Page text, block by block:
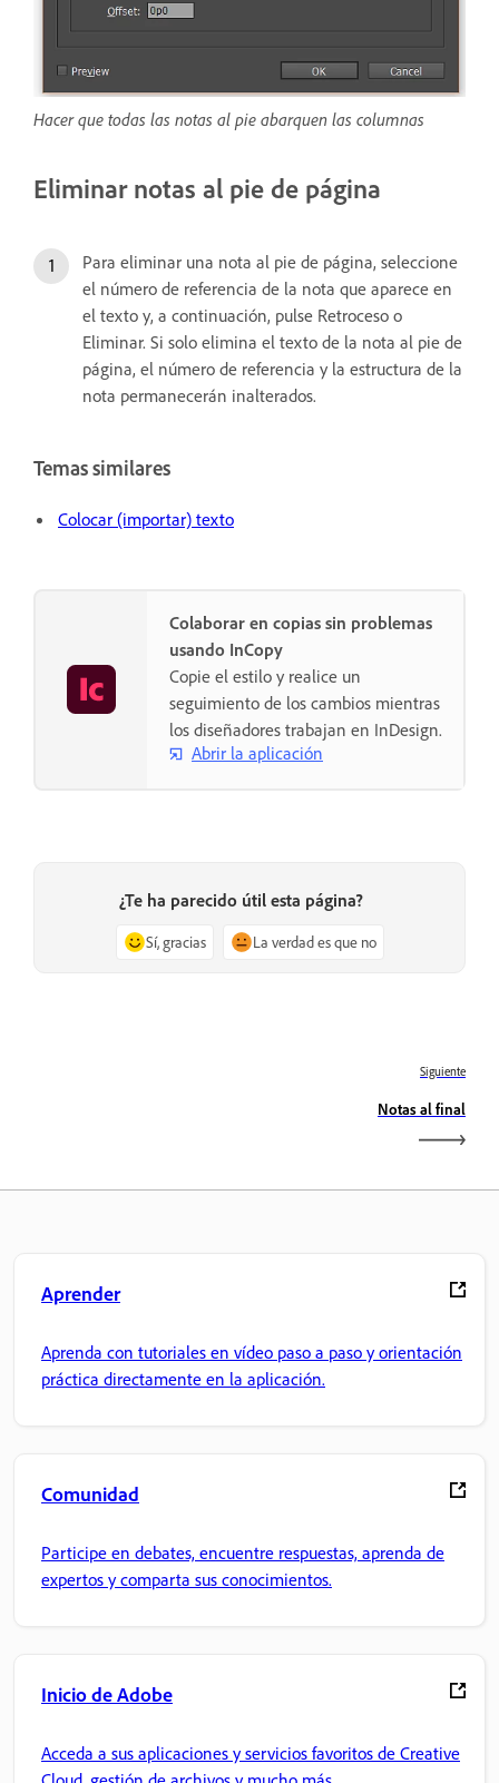
Hacer que todas las notas al pie abarquen las columnas
Eliminar notas al pie de página
Para eliminar una nota al pie de página, seleccione
el número de referencia de la nota que aparece en
el texto y, a continuación, pulse Retroceso o
Eliminar. Si solo elimina el texto de la nota al pie de
página, el número de referencia y la estructura de la
nota permanecerán inalterados.
Temas similares
Colocar (importar) texto
Colaborar en copias sin problemas
usando InCopy
Copie el estilo y realice un
seguimiento de los cambios mientras
los diseñadores trabajan en InDesign.
Abrir la aplicación
¿Te ha parecido útil esta página?
Sí, gracias La verdad es que no
Siguiente
Notas al final
Aprender
Aprenda con tutoriales en vídeo paso a paso y orientación
práctica directamente en la aplicación.
Comunidad
Participe en debates, encuentre respuestas, aprenda de
expertos y comparta sus conocimientos.
Inicio de Adobe
Acceda a sus aplicaciones y servicios favoritos de Creative